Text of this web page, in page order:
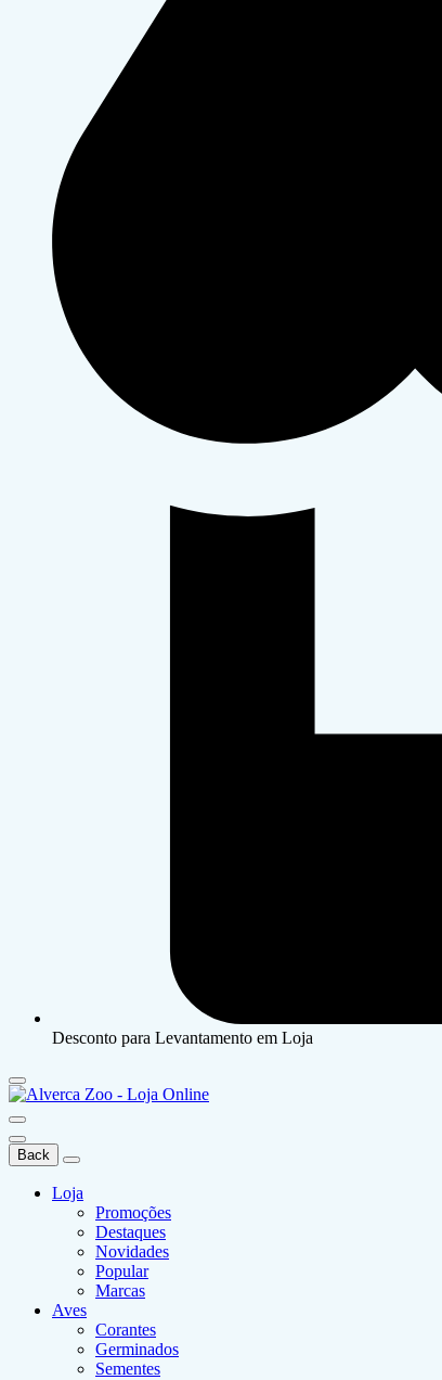
Desconto para Levantamento em Loja
Back
Loja
Promoções
Destaques
Novidades
Popular
Marcas
Aves
Corantes
Germinados
Sementes